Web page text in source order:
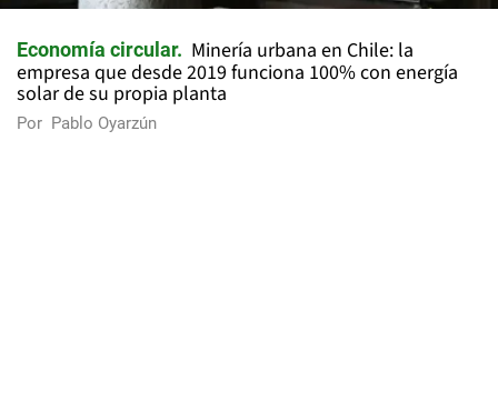
Economía circular
Minería urbana en Chile: la
empresa que desde 2019 funciona 100% con energía
solar de su propia planta
Por Pablo Oyarzún